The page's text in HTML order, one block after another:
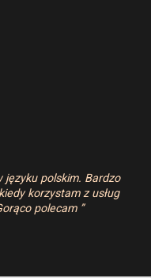
języku polskim. Bardzo
korzystam z usług
polecam ”